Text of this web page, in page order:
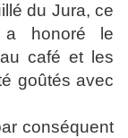
du Jura, ce
a honoré le
café et les
goûtés avec
conséquent